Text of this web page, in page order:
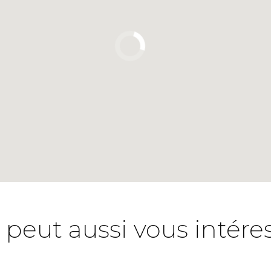
peut aussi vous